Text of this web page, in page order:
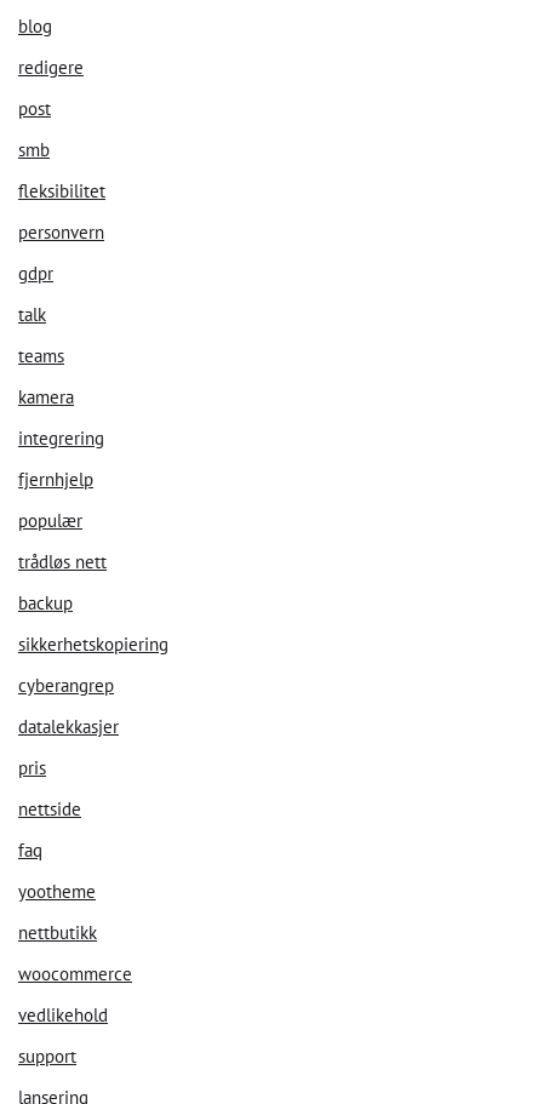
blog
redigere
post
smb
fleksibilitet
personvern
gdpr
talk
teams
kamera
integrering
fjernhjelp
populær
trådløs nett
backup
sikkerhetskopiering
cyberangrep
datalekkasjer
pris
nettside
faq
yootheme
nettbutikk
woocommerce
vedlikehold
support
lansering